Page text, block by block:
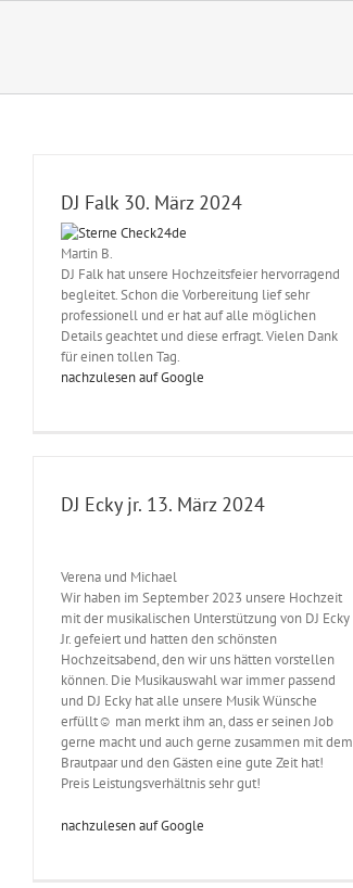
DJ Falk 30. März 2024
Martin B.
DJ Falk hat unsere Hochzeitsfeier hervorragend
begleitet. Schon die Vorbereitung lief sehr
professionell und er hat auf alle möglichen
Details geachtet und diese erfragt. Vielen Dank
für einen tollen Tag.
nachzulesen auf Google
DJ Ecky jr. 13. März 2024
Verena und Michael
Wir haben im September 2023 unsere Hochzeit
mit der musikalischen Unterstützung von DJ Ecky
Jr. gefeiert und hatten den schönsten
Hochzeitsabend, den wir uns hätten vorstellen
können. Die Musikauswahl war immer passend
und DJ Ecky hat alle unsere Musik Wünsche
erfüllt☺️ man merkt ihm an, dass er seinen Job
gerne macht und auch gerne zusammen mit dem
Brautpaar und den Gästen eine gute Zeit hat!
Preis Leistungsverhältnis sehr gut!
nachzulesen auf Google